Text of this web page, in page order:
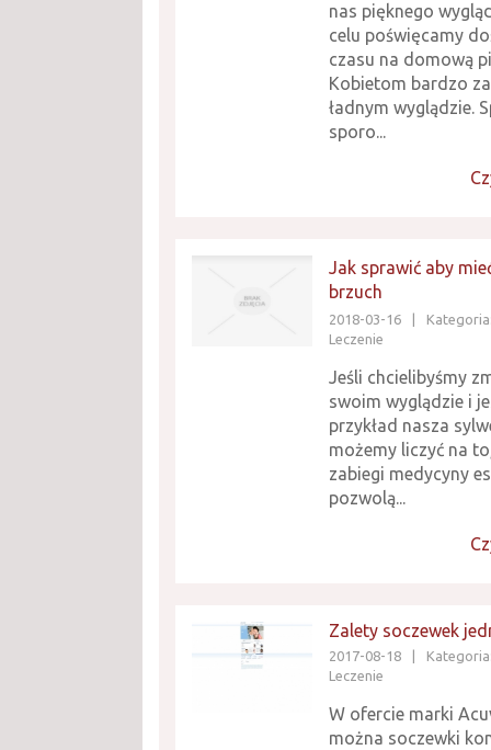
nas pięknego
celu poświęcamy
czasu na domową
Kobietom bardzo
ładnym wyglądzie.
sporo...
Jak sprawić aby
brzuch
2018-03-16
Leczenie
Jeśli chcielibyśmy
swoim wyglądzie i
przykład nasza
możemy liczyć na
zabiegi medycyny
pozwolą...
Zalety soczewek
2017-08-18
Leczenie
W ofercie marki
można soczewki